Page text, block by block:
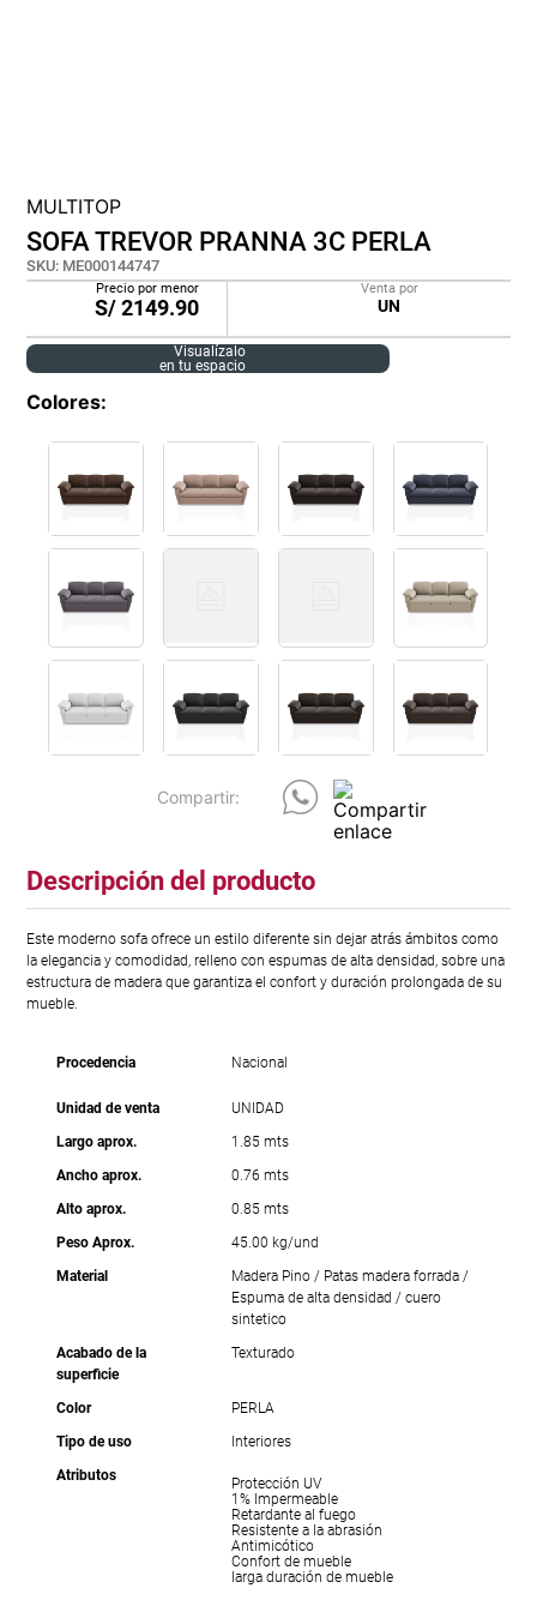
MULTITOP
SOFA TREVOR PRANNA 3C PERLA
SKU: ME000144747
Precio por menor
S/2149.90
Venta por
UN
Visualízalo
en tu espacio
Colores
Descripción del producto
Este moderno sofa ofrece un estilo diferente sin dejar atrás ámbitos como
la elegancia y comodidad, relleno con espumas de alta densidad, sobre una
estructura de madera que garantiza el confort y duración prolongada de su
mueble.
Procedencia Nacional
Unidad de venta
UNIDAD
Largo aprox.
1.85 mts
Ancho aprox.
0.76 mts
Alto aprox.
0.85 mts
Peso Aprox.
45.00 kg/und
Material
Madera Pino / Patas madera forrada /
Espuma de alta densidad / cuero
sintetico
Acabado de la
superficie
Texturado
Color
PERLA
Tipo de uso
Interiores
Atributos
Protección UV
1% Impermeable
Retardante al fuego
Resistente a la abrasión
Antimicótico
Confort de mueble
larga duración de mueble